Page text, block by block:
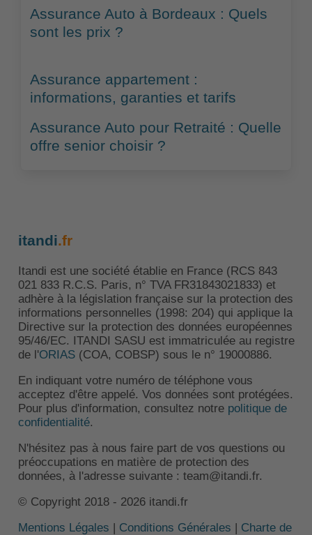
Assurance Auto à Bordeaux : Quels
sont les prix ?
Assurance appartement :
informations, garanties et tarifs
Assurance Auto pour Retraité : Quelle
offre senior choisir ?
itandi.fr
Itandi est une société établie en France (RCS 843
021 833 R.C.S. Paris, n° TVA FR31843021833) et
adhère à la législation française sur la protection des
informations personnelles (1998: 204) qui applique la
Directive sur la protection des données européennes
95/46/EC. ITANDI SASU est immatriculée au registre
de l'ORIAS(COA, COBSP) sous le n° 19000886.
En indiquant votre numéro de téléphone vous
acceptez d'être appelé. Vos données sont protégées.
Pour plus d'information, consultez notre politique de
confidentialité.
N'hésitez pas à nous faire part de vos questions ou
préoccupations en matière de protection des
données, à l'adresse suivante : team@itandi.fr.
© Copyright 2018 - 2026 itandi.fr
Mentions Légales | Conditions Générales | Charte de